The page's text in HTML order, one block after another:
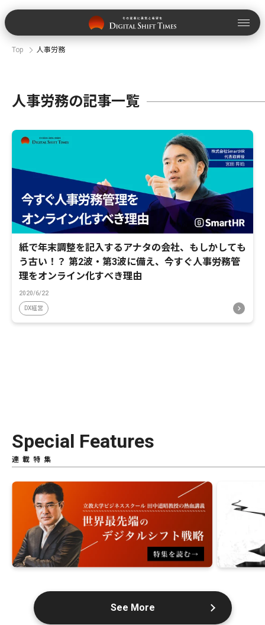
Top 人事労務
人事労務の記事一覧
紙で年末調整を記入するアナタの会社、もしかしても
う古い！？ 第2波・第3波に備え、今すぐ人事労務管
理をオンライン化すべき理由
2020/6/22
DX経営
Special Features
連載特集
See More